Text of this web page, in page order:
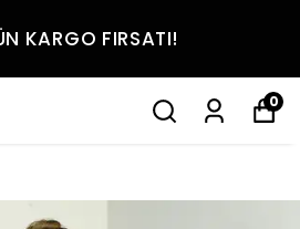
KARGO FIRSATI!
0